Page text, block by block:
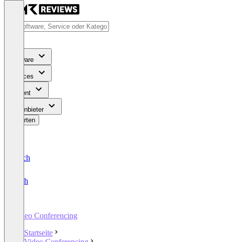
Software
Services
Content
Für Anbieter
Bewerten
Deutsch
English
Video Conferencing
Startseite